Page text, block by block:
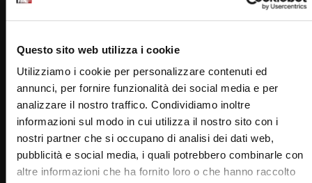
Questo sito web utilizza i cookie
Utilizziamo i cookie per personalizzare contenuti ed
annunci, per fornire funzionalità dei social media e per
analizzare il nostro traffico. Condividiamo inoltre
informazioni sul modo in cui utilizza il nostro sito con i
nostri partner che si occupano di analisi dei dati web,
pubblicità e social media, i quali potrebbero combinarle con
altre informazioni che ha fornito loro o che hanno raccolto
RELATED VIDEOS